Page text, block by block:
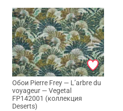
Обои Pierre Frey — L’arbre du
voyageur — Vegetal
FP142001 (коллекция
Deserts)